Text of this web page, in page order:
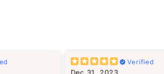
Add files
定在這裡建
僅僅是愛情，還包括在愛錯了
王子和公主過著怎樣的生活。
Verified